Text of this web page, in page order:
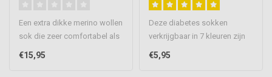
Een extra dikke merino wollen
sok die zeer comfortabel als
wintersport, werk en ..
€15,95
Deze diabetes sokken
verkrijgbaar in 7 kleuren zijn
speciaal gemaakt voor
mensen..
€5,95